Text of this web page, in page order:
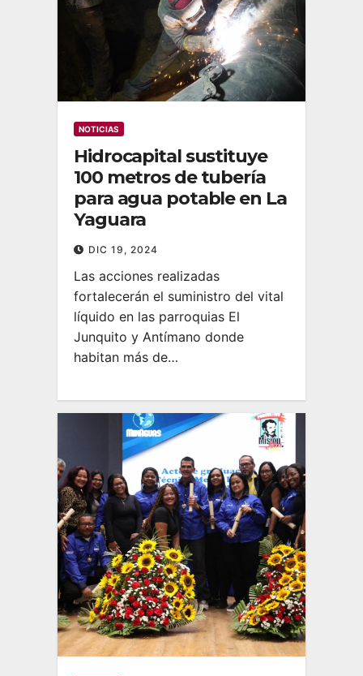
NOTICIAS
Hidrocapital sustituye
100 metros de tubería
para agua potable en La
Yaguara
DIC 19, 2024
Las acciones realizadas
fortalecerán el suministro del vital
líquido en las parroquias El
Junquito y Antímano donde
habitan más de…